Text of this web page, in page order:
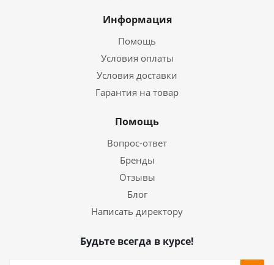
Информация
Помощь
Условия оплаты
Условия доставки
Гарантия на товар
Помощь
Вопрос-ответ
Бренды
Отзывы
Блог
Написать директору
Будьте всегда в курсе!